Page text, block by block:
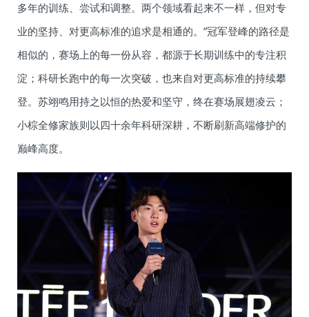
多年的训练、尝试和调整。两个领域看起来不一样，但对专
业的坚持、对更高标准的追求是相通的。”冠军登峰的路径是
相似的，赛场上的每一份从容，都源于长期训练中的专注积
淀；科研长跑中的每一次突破，也来自对更高标准的持续攀
登。苏翊鸣用持之以恒的热爱和坚守，终在赛场展翅凌云；
小棕全修家族则以四十余年科研深耕，不断刷新高端修护的
巅峰高度。